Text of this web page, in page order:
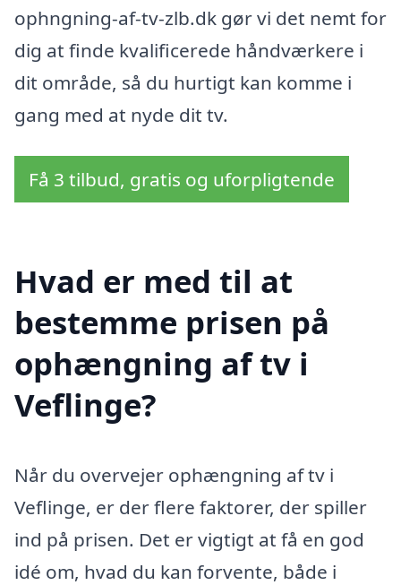
ophngning-af-tv-zlb.dk gør vi det nemt for
dig at finde kvalificerede håndværkere i
dit område, så du hurtigt kan komme i
gang med at nyde dit tv.
Få 3 tilbud, gratis og uforpligtende
Hvad er med til at
bestemme prisen på
ophængning af tv i
Veflinge?
Når du overvejer ophængning af tv i
Veflinge, er der flere faktorer, der spiller
ind på prisen. Det er vigtigt at få en god
idé om, hvad du kan forvente, både i